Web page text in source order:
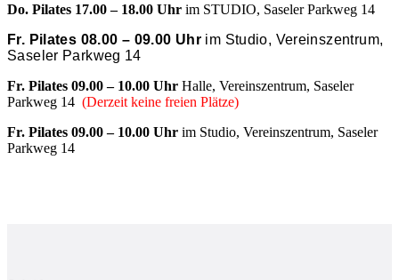
Do. Pilates 17.00 – 18.00 Uhr im STUDIO, Saseler Parkweg 14
Fr. Pilates 08.00 – 09.00 Uhr im Studio, Vereinszentrum,
Saseler Parkweg 14
Fr. Pilates 09.00 – 10.00 Uhr Halle, Vereinszentrum, Saseler
Parkweg 14 (Derzeit keine freien Plätze)
Fr. Pilates 09.00 – 10.00 Uhr im Studio, Vereinszentrum, Saseler
Parkweg 14